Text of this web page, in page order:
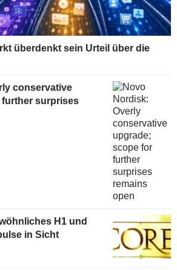
überdenkt sein Urteil über die
conservative
surprises
H1 und
in Sicht